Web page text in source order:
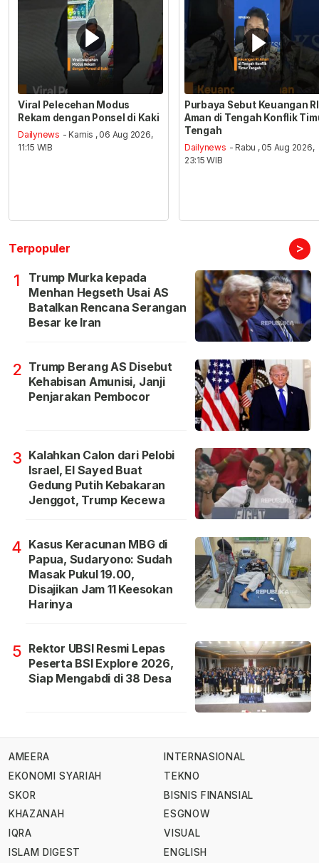
Viral Pelecehan Modus
Rekam dengan Ponsel di Kaki
Dailynews - Kamis , 06 Aug 2026,
11:15 WIB
Purbaya Sebut Keuangan RI
Aman di Tengah Konflik
Tengah
Dailynews - Rabu , 05 Aug 2026,
23:15 WIB
Terpopuler >
1
Trump Murka kepada
Menhan Hegseth Usai AS
Batalkan Rencana Serangan
Besar ke Iran
2 Trump Berang AS Disebut
Kehabisan Amunisi, Janji
Penjarakan Pembocor
3 Kalahkan Calon dari Pelobi
Israel, El Sayed Buat
Gedung Putih Kebakaran
Jenggot, Trump Kecewa
4 Kasus Keracunan MBG di
Papua, Sudaryono: Sudah
Masak Pukul 19.00,
Disajikan Jam 11 Keesokan
Harinya
5 Rektor UBSI Resmi Lepas
Peserta BSI Explore 2026,
Siap Mengabdi di 38 Desa
AMEERA
EKONOMI SYARIAH
SKOR
KHAZANAH
IQRA
ISLAM DIGEST
INTERNASIONAL
TEKNO
BISNIS FINANSIAL
ESGNOW
VISUAL
ENGLISH